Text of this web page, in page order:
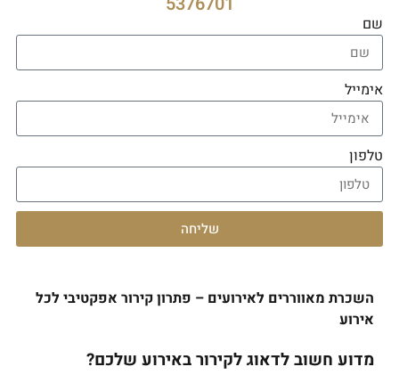
שם
אימייל
טלפון
שליחה
השכרת מאווררים לאירועים – פתרון קירור אפקטיבי לכל
אירוע
מדוע חשוב לדאוג לקירור באירוע שלכם?